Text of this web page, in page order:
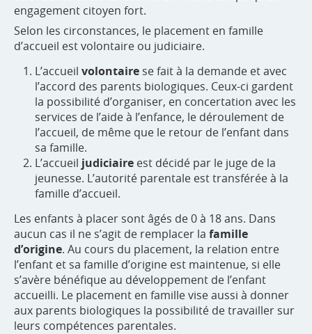
engagement citoyen fort.
Selon les circonstances, le placement en famille
d’accueil est volontaire ou judiciaire.
L’accueil volontaire se fait à la demande et avec
l’accord des parents biologiques. Ceux-ci gardent
la possibilité d’organiser, en concertation avec les
services de l’aide à l’enfance, le déroulement de
l’accueil, de même que le retour de l’enfant dans
sa famille.
L’accueil judiciaire est décidé par le juge de la
jeunesse. L’autorité parentale est transférée à la
famille d’accueil.
Les enfants à placer sont âgés de 0 à 18 ans. Dans
aucun cas il ne s’agit de remplacer la famille
d’origine. Au cours du placement, la relation entre
l’enfant et sa famille d’origine est maintenue, si elle
s’avère bénéfique au développement de l’enfant
accueilli. Le placement en famille vise aussi à donner
aux parents biologiques la possibilité de travailler sur
leurs compétences parentales.